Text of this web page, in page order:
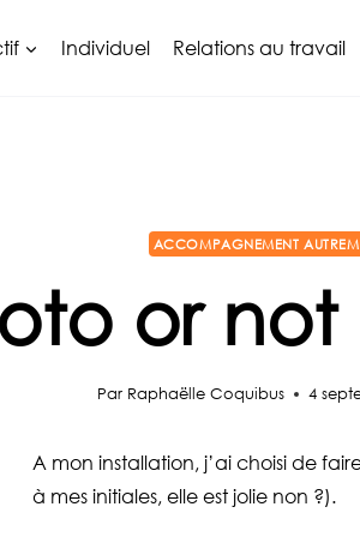
Individuel Relations au travail
ACCOMPAGNEMENT
or
Par Raphaëlle Coquibus 4
A mon installation, j’ai choisi de
à mes initiales, elle est jolie non ?).